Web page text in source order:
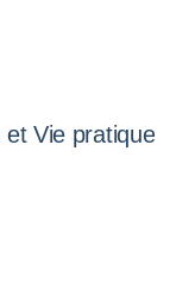
et Vie pratique